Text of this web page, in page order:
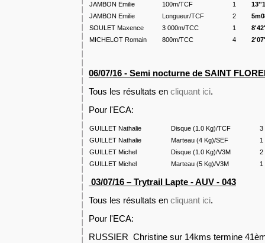
JAMBON Emilie
100m/TCF 1
JAMBON Emilie
Longueur/TCF 2
SOULET Maxence
3 000m/TCC 1
MICHELOT Romain
800m/TCC 4
06/07/16 - Semi nocturne de SAINT
Tous les résultats en cliquant ici.
Pour l'ECA:
GUILLET Nathalie Disque (1.0 Kg)/TCF
3
GUILLET Nathalie
Marteau (4 Kg)/SEF
1
GUILLET Michel
Disque (1.0 Kg)/V3M
2
GUILLET Michel
Marteau (5 Kg)/V3M 1
03/07/16 – Trytrail Lapte - AUV - 043
Tous les résultats en cliquant ici.
Pour l'ECA:
RUSSIER Christine sur 14kms termine